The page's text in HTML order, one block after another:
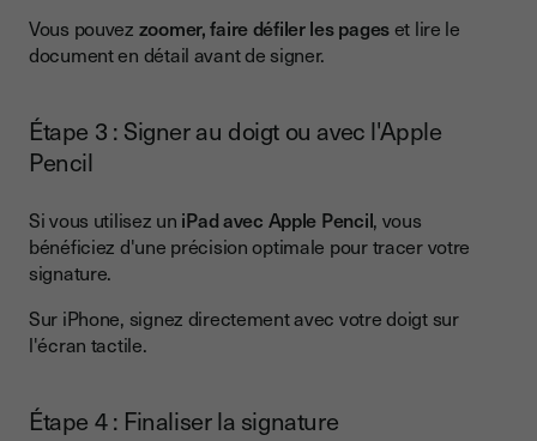
Vous pouvez zoomer, faire défiler les pageset lire le
document en détail avant de signer.
Étape 3 : Signer au doigt ou avec l'Apple
Pencil
Si vous utilisez un iPad avec Apple Pencil, vous
bénéficiez d'une précision optimale pour tracer votre
signature.
Sur iPhone, signez directement avec votre doigt sur
l'écran tactile.
Étape 4 : Finaliser la signature